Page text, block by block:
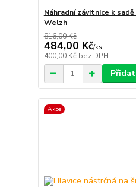
Náhradní závitnice k
Welzh
816,00 Kč
484,00 Kč/ks
400,00 Kč bez DPH
Akce